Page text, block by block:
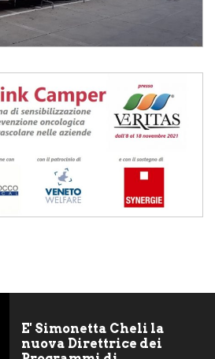
E' Simonetta Cheli la
nuova Direttrice dei